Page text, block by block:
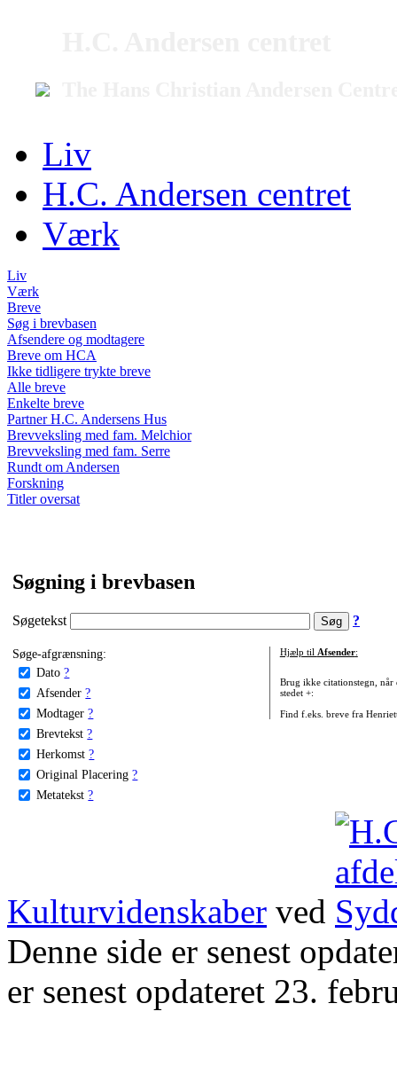
Liv
H.C. Andersen centret
Værk
Liv
Værk
Breve
Søg i brevbasen
Afsendere og modtagere
Breve om HCA
Ikke tidligere trykte breve
Alle breve
Enkelte breve
Partner H.C. Andersens Hus
Brevveksling med fam. Melchior
Brevveksling med fam. Serre
Rundt om Andersen
Forskning
Titler oversat
Søgning i brevbasen
Søgetekst ?
Søge-afgrænsning:
Dato ?
Afsender ?
Modtager ?
Brevtekst ?
Herkomst ?
Original Placering ?
Metatekst ?
Hjælp til Afsender:
Brug ikke citationstegn, når
stedet +:
Find f.eks. breve fra
Kulturvidenskaber ved
Denne side er senest
er senest opdateret 23.